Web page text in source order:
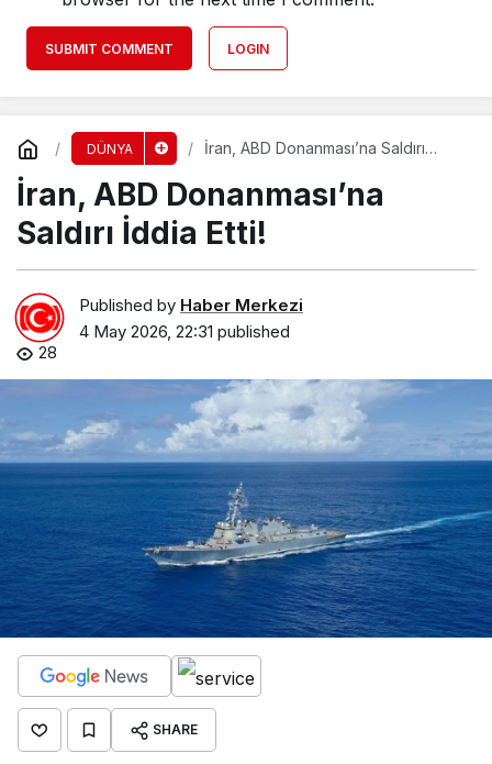
SUBMIT COMMENT LOGIN
DÜNYA
İran, ABD Donanması’na Saldırı
İran, ABD Donanması’na
Saldırı İddia Etti!
Published by Haber Merkezi
4 May 2026, 22:31 published
28
SHARE